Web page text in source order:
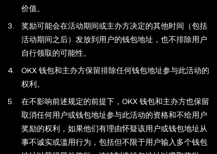
价值。
奖励可能会在活动期间或主办方决定的其他时间（包括
活动期间之后）发放到用户的钱包地址，也不排除用户
自行领取的可能性。
OKX 钱包和主办方保留排除任何钱包地址参与此活动的
权利。
在不影响前述规定的前提下，OKX 钱包和主办方也保留
取消任何用户或钱包地址参与此活动的资格和不给用户
奖励的权利，如果他们有理由怀疑该用户或钱包地址从
事不诚实或滥用行为，包括但不限于用户输入多个钱包